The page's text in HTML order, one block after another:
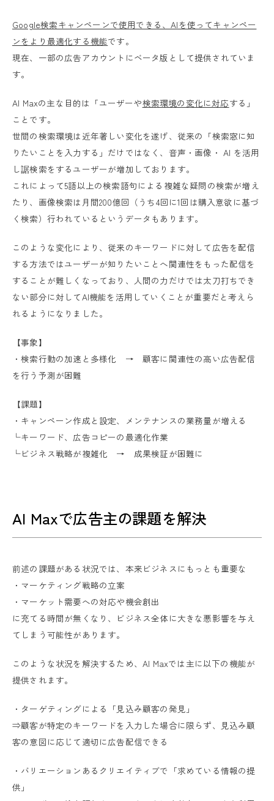
Google検索キャンペーンで使用できる、AIを使ってキャンペー
ンをより最適化する機能です。
現在、一部の広告アカウントにベータ版として提供されていま
す。
AI Maxの主な目的は「ユーザーや検索環境の変化に対応する」
ことです。
世間の検索環境は近年著しい変化を遂げ、従来の「検索窓に知
りたいことを入力する」だけではなく、音声・画像・ AI を活用
し䛯検索をするユーザーが増加しております。
これによって5語以上の検索語句による複雑な疑問の検索が増え
たり、画像検索は月間200億回（うち4回に1回は購入意欲に基づ
く検索）行われているというデータもあります。
このような変化により、従来のキーワードに対して広告を配信
する方法ではユーザーが知りたいことへ関連性をもった配信を
することが難しくなっており、人間の力だけでは太刀打ちでき
ない部分に対してAI機能を活用していくことが重要だと考えら
れるようになりました。
【事象】
・検索行動の加速と多様化 → 顧客に関連性の高い広告配信
を行う予測が困難
【課題】
・キャンペーン作成と設定、メンテナンスの業務量が増える
└キーワード、広告コピーの最適化作業
└ビジネス戦略が複雑化 → 成果検証が困難に
AI Maxで広告主の課題を解決
前述の課題がある状況では、本来ビジネスにもっとも重要な
・マーケティング戦略の立案
・マーケット需要への対応や機会創出
に充てる時間が無くなり、ビジネス全体に大きな悪影響を与え
てしまう可能性があります。
このような状況を解決するため、AI Maxでは主に以下の機能が
提供されます。
・ターゲティングによる「見込み顧客の発見」
⇒顧客が特定のキーワードを入力した場合に限らず、見込み顧
客の意図に応じて適切に広告配信できる
・バリエーションあるクリエイティブで「求めている情報の提
供」